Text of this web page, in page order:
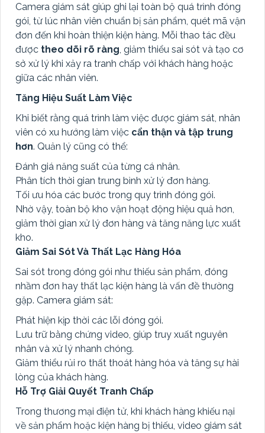
Camera giám sát giúp ghi lại toàn bộ quá trình đóng
gói, từ lúc nhân viên chuẩn bị sản phẩm, quét mã vận
đơn đến khi hoàn thiện kiện hàng. Mỗi thao tác đều
được theo dõi rõ ràng , giảm thiểu sai sót và tạo cơ
sở xử lý khi xảy ra tranh chấp với khách hàng hoặc
giữa các nhân viên.
Tăng Hiệu Suất Làm Việc
Khi biết rằng quá trình làm việc được giám sát, nhân
viên có xu hướng làm việc cẩn thận và tập trung
hơn. Quản lý cũng có thể:
Đánh giá năng suất của từng cá nhân.
Phân tích thời gian trung bình xử lý đơn hàng.
Tối ưu hóa các bước trong quy trình đóng gói.
Nhờ vậy, toàn bộ kho vận hoạt động hiệu quả hơn,
giảm thời gian xử lý đơn hàng và tăng năng lực xuất
kho.
Giảm Sai Sót Và Thất Lạc Hàng Hóa
Sai sót trong đóng gói như thiếu sản phẩm, đóng
nhầm đơn hay thất lạc kiện hàng là vấn đề thường
gặp. Camera giám sát:
Phát hiện kịp thời các lỗi đóng gói.
Lưu trữ bằng chứng video, giúp truy xuất nguyên
nhân và xử lý nhanh chóng.
Giảm thiểu rủi ro thất thoát hàng hóa và tăng sự hài
lòng của khách hàng.
Hỗ Trợ Giải Quyết Tranh Chấp
Trong thương mại điện tử, khi khách hàng khiếu nại
về sản phẩm hoặc kiện hàng bị thiếu, video giám sát